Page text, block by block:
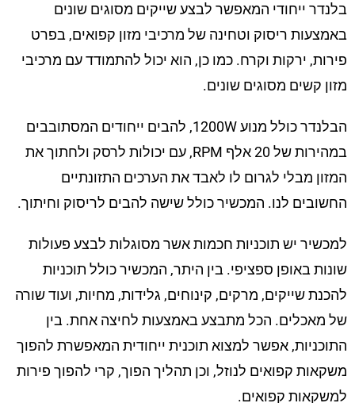
בלנדר ייחודי המאפשר לבצע שייקים מסוגים שונים
באמצעות ריסוק וטחינה של מרכיבי מזון קפואים, בפרט
פירות, ירקות וקרח. כמו כן, הוא יכול להתמודד עם מרכיבי
מזון קשים מסוגים שונים.
הבלנדר כולל מנוע 1200W, להבים ייחודים המסתובבים
במהירות של 20 אלף RPM, עם יכולות לרסק ולחתוך את
המזון מבלי לגרום לו לאבד את הערכים התזונתיים
החשובים לנו. המכשיר כולל שישה להבים לריסוק וחיתוך.
למכשיר יש תוכניות חכמות אשר מסוגלות לבצע פעולות
שונות באופן ספציפי. בין היתר, המכשיר כולל תוכניות
להכנת שייקים, מרקים, קינוחים, גלידות, מחיות, ועוד שורה
של מאכלים. הכל מתבצע באמצעות לחיצה אחת. בין
התוכניות, אפשר למצוא תוכנית ייחודית המאפשרת להפוך
משקאות קפואים לנוזל, וכן תהליך הפוך, קרי להפוך פירות
למשקאות קפואים.